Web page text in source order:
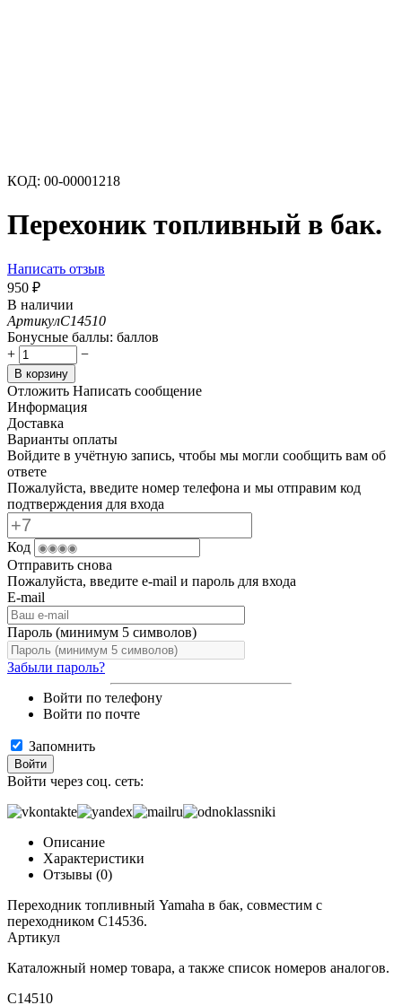
КОД: 00-00001218
Перехоник топливный в бак.
Написать отзыв
‍950‍ ₽
В наличии
АртикулC14510
Бонусные баллы: баллов
+
−
В корзину
Отложить Написать сообщение
Информация
Доставка
Варианты оплаты
Войдите в учётную запись, чтобы мы могли сообщить вам об
ответе
Пожалуйста, введите номер телефона и мы отправим код
подтверждения для входа
Код
Отправить снова
Пожалуйста, введите e-mail и пароль для входа
E-mail
Пароль (минимум 5 символов)
Забыли пароль?
Войти по телефону
Войти по почте
Запомнить
Войти
Войти через соц. сеть:
Описание
Характеристики
Отзывы (0)
Переходник топливный Yamaha в бак, совместим с
переходником C14536.
Артикул
Каталожный номер товара, а также список номеров аналогов.
C14510